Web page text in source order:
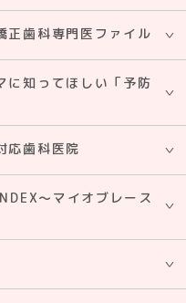
正⻭科専門医ファイル
に知ってほしい「予防
応歯科医院
～マイオブレース